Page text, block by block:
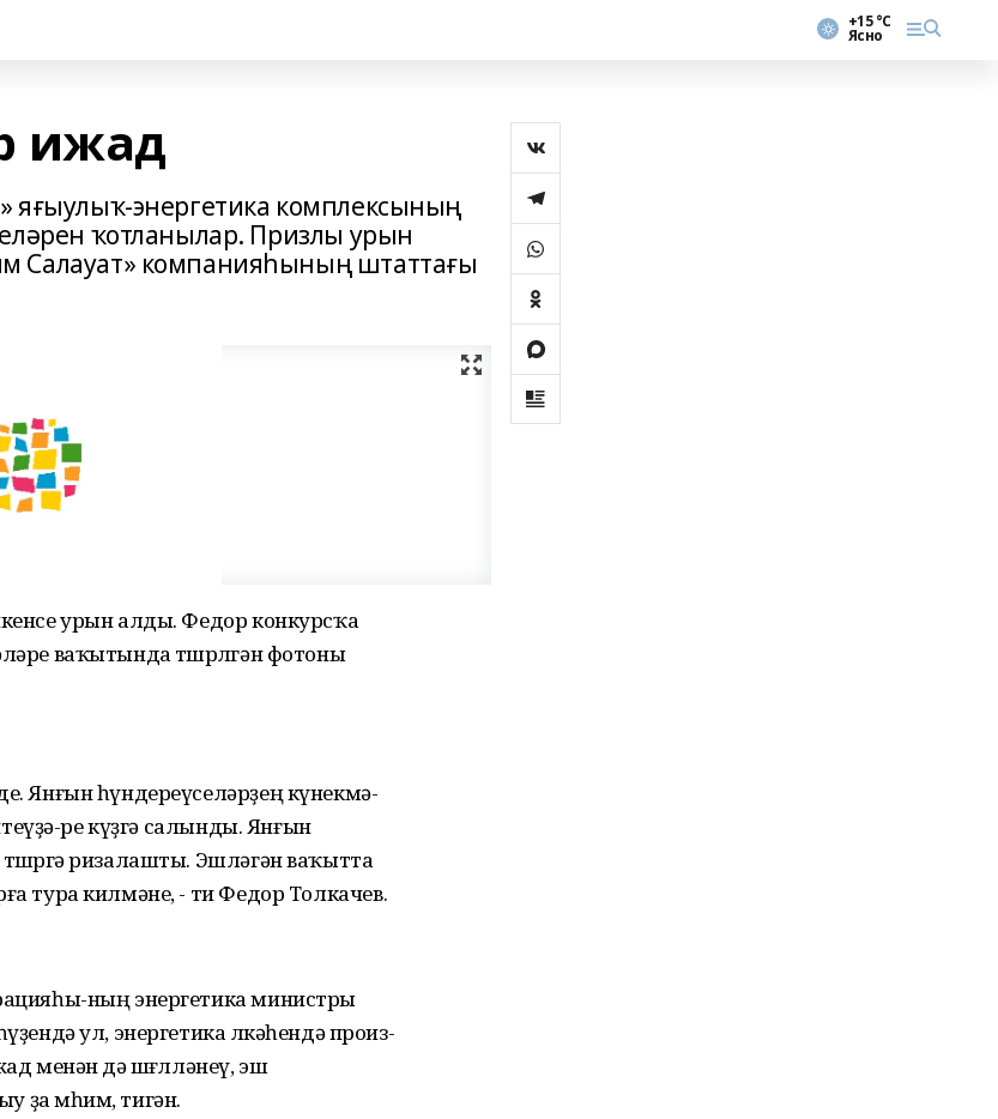
+15 °С
Ясно
ижад
яғыулыҡ-энергетика комплексының
ҡотланылар. Призлы урын
Салауат» компанияһының штаттағы
урын алды. Федор конкурсҡа
ваҡытында төшөрөлгән фотоны
Янғын һүндереүселәрҙең күнекмә-
ре күҙгә салынды. Янғын
ризалашты. Эшләгән ваҡытта
тура килмәне, - ти Федор Толкачев.
ның энергетика министры
ул, энергетика өлкәһендә произ-
менән дә шөғөлләнеү, эш
ҙа мөһим, тигән.